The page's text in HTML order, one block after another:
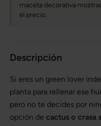
maceta decorativa
el precio.
Descripción
Si eres un green lover
planta para rellenar ese
pero no te decides por
opción de cactus o crasa